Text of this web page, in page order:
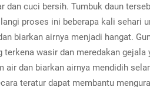
dan cuci bersih. Tumbuk daun
proses ini beberapa kali sehari
biarkan airnya menjadi hangat.
wasir dan meredakan gejala
dan biarkan airnya mendidih
teratur dapat membantu